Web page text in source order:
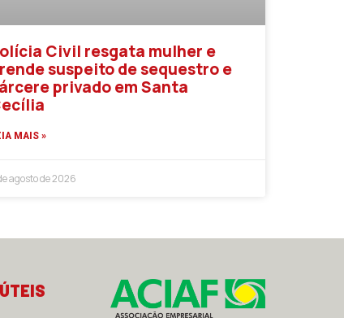
Civil resgata mulher e
suspeito de sequestro e
privado em Santa
MAIS »
agosto de 2026